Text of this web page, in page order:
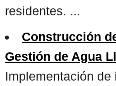
residentes. ...
Construcción
Gestión de Agua
Implementación de